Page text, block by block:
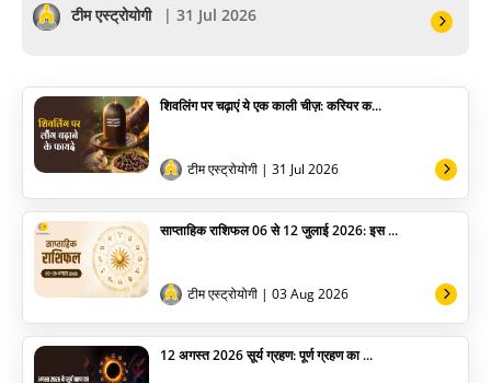
सेलिब्रिटी
योग
अन्य
टीम एस्ट्रोयोगी | 31 Jul 2026
शिवलिंग पर चढ़ाएं ये एक काली चीज़: करियर क...
टीम एस्ट्रोयोगी | 31 Jul 2026
साप्ताहिक राशिफल 06 से 12 जुलाई 2026: इस ...
टीम एस्ट्रोयोगी | 03 Aug 2026
12 अगस्त 2026 सूर्य ग्रहण: पूर्ण ग्रहण का ...